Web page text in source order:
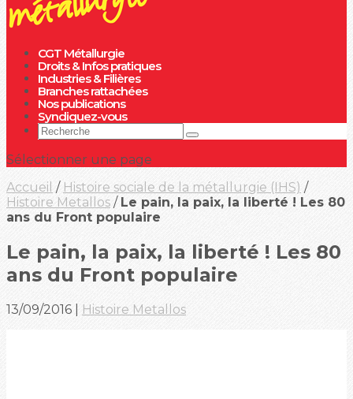
CGT Métallurgie
Droits & Infos pratiques
Industries & Filières
Branches rattachées
Nos publications
Syndiquez-vous
Sélectionner une page
Accueil / Histoire sociale de la métallurgie (IHS) /
Histoire Metallos / Le pain, la paix, la liberté ! Les 80
ans du Front populaire
Le pain, la paix, la liberté ! Les 80
ans du Front populaire
13/09/2016 Histoire Metallos